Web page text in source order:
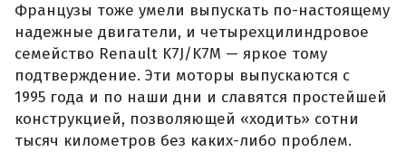
Французы тоже умели выпускать по-настоящему
надежные двигатели, и четырехцилиндровое
семейство Renault K7J/K7M — яркое тому
подтверждение. Эти моторы выпускаются с
1995 года и по наши дни и славятся простейшей
конструкцией, позволяющей «ходить» сотни
тысяч километров без каких-либо проблем.